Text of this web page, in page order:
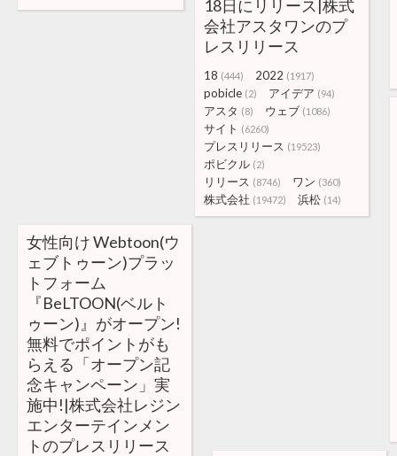
18日にリリース|株式
会社アスタワンのプ
レスリリース
18 (444) 2022 (1917)
pobicle (2) アイデア (94)
アスタ (8) ウェブ (1086)
サイト (6260)
プレスリリース (19523)
ポビクル (2)
リリース (8746) ワン (360)
株式会社 (19472) 浜松 (14)
女性向け Webtoon(ウ
ェブトゥーン)プラッ
トフォーム
『BeLTOON(ベルト
ゥーン)』がオープン!
無料でポイントがも
らえる「オープン記
念キャンペーン」実
施中!|株式会社レジン
エンターテインメン
トのプレスリリース